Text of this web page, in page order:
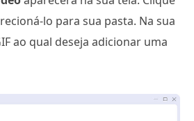
lo para sua pasta. Na sua
ao qual deseja adicionar uma